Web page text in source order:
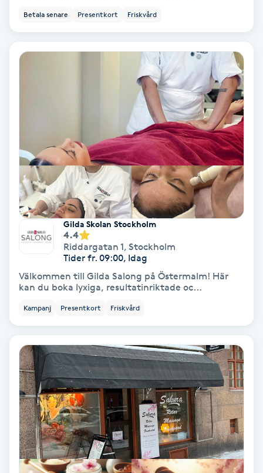
Klangmassage
Klippning
Klippning & Slingor
Klippning ungdom
Kroppsinpackning
Kroppspeeling
Käkledsbehandling
Kärlbehandling
Betala senare Presentkort Friskvård
Gilda Skolan Stockholm
4.4
Riddargatan 1, Stockholm
Tider fr. 09:00, Idag
Välkommen till Gilda Salong på Östermalm! Här
kan du boka lyxiga, resultatinriktade oc...
Kampanj Presentkort Friskvård